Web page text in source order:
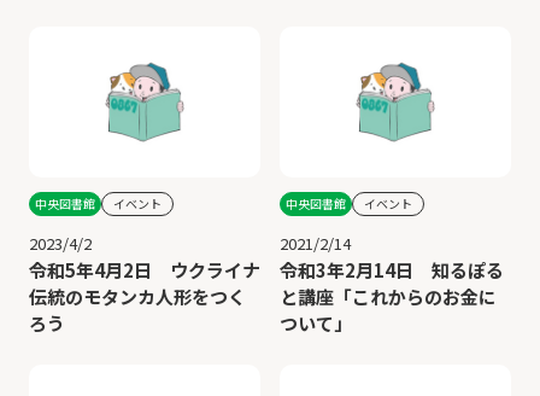
中央図書館 イベント
2023/4/2
令和5年4月2日 ウクライナ
伝統のモタンカ人形をつく
ろう
中央図書館 イベント
2021/2/14
令和3年2月14日 知るぽる
と講座「これからのお金に
ついて」